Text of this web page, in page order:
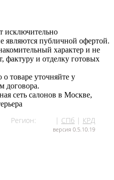
исключительно
являются публичной офертой.
характер и не
фактуру и отделку готовых
товаре уточняйте у
договора.
сеть салонов в Москве,
Регион: | СПб | КРД
версия 0.5.10.19